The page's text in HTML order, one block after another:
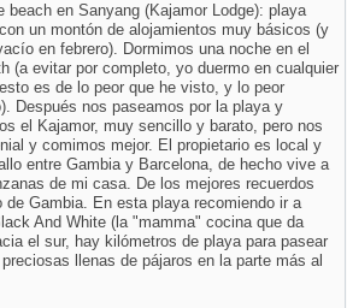
beach en Sanyang (Kajamor Lodge): playa
un montón de alojamientos muy básicos (y
en febrero). Dormimos una noche en el
(a evitar por completo, yo duermo en cualquier
es de lo peor que he visto, y lo peor
Después nos paseamos por la playa y
el Kajamor, muy sencillo y barato, pero nos
y comimos mejor. El propietario es local y
entre Gambia y Barcelona, de hecho vive a
de mi casa. De los mejores recuerdos
de Gambia. En esta playa recomiendo ir a
And White (la "mamma" cocina que da
el sur, hay kilómetros de playa para pasear
llenas de pájaros en la parte más al